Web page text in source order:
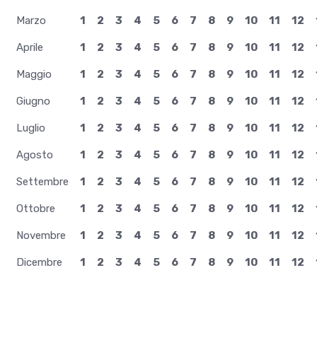
Marzo 1 2 3 4 5 6 7 8 9 10 11 12
Aprile 1 2 3 4 5 6 7 8 9 10 11 12
Maggio 1 2 3 4 5 6 7 8 9 10 11 12
Giugno 1 2 3 4 5 6 7 8 9 10 11 12
Luglio 1 2 3 4 5 6 7 8 9 10 11 12
Agosto 1 2 3 4 5 6 7 8 9 10 11 12
Settembre 1 2 3 4 5 6 7 8 9 10 11 12
Ottobre 1 2 3 4 5 6 7 8 9 10 11 12
Novembre 1 2 3 4 5 6 7 8 9 10 11 12
Dicembre 1 2 3 4 5 6 7 8 9 10 11 12